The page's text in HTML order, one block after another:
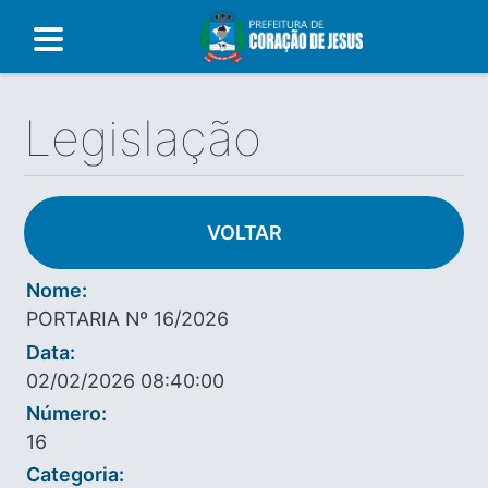
Legislação
VOLTAR
Nome:
PORTARIA Nº 16/2026
Data:
02/02/2026 08:40:00
Número:
16
Categoria: